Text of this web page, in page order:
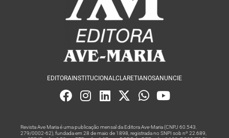
EDITORA INSTITUCIONALCLARETIANOSANUNCIE
Revista Ave Maria é uma publicação mensal da Editora Ave-Maria (CNPJ 60.543.
279/0002-62), fundada em 28 de maio de 1898, registrada no SNPI sob nº 22.689,